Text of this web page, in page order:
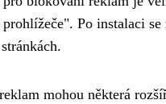
Po instalaci
mohou některá